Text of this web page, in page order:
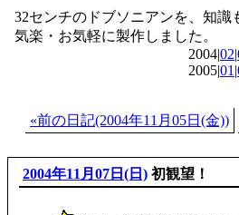
32センチのドブソニアンを、知識
気楽・お気軽に製作しました。
2004|02|
2005|01 |
«前の日記(2004年11月05日(金))
2004年11月07日(日) 初観望！